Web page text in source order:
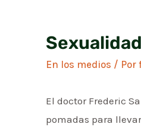
En los medios / Por
El doctor Frederic
pomadas para